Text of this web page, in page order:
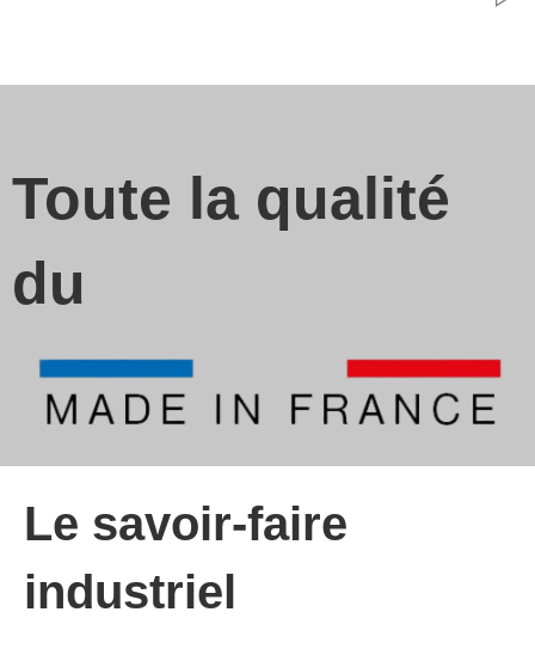
Toute la qualité
du
Le savoir-faire
industriel